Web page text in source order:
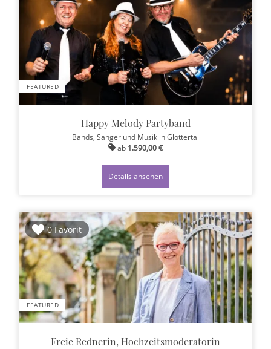
FEATURED
Happy Melody Partyband
Bands, Sänger und Musik in Glottertal
ab 1.590,00 €
Details ansehen
0 Favorit
FEATURED
Freie Rednerin, Hochzeitsmoderatorin